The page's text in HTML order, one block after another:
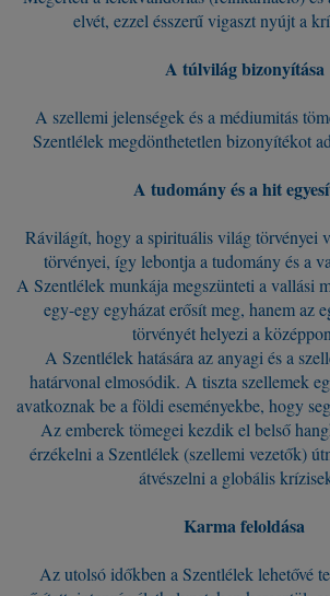
elvét, ezzel ésszerű vigaszt nyújt a
A túlvilág bizonyítása
A szellemi jelenségek és a médiumitás
Szentlélek megdönthetetlen bizonyítékot
A tudomány és a hit
Rávilágít, hogy a spirituális világ törvényei
törvényei, így lebontja a tudomány és a
A Szentlélek munkája megszünteti a vallási
egy-egy egyházat erősít meg, hanem az
törvényét helyezi a
A Szentlélek hatására az anyagi és a
határvonal elmosódik. A tiszta szellemek
avatkoznak be a földi eseményekbe, hogy
Az emberek tömegei kezdik el belső
érzékelni a Szentlélek (szellemi vezetők)
átvészelni a globális
Karma feloldása
Az utolsó időkben a Szentlélek lehetővé